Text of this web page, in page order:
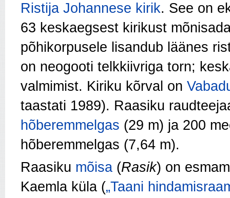
Ristija Johannese kirik. See on
63 keskaegsest kirikust
põhikorpusele lisandub läänes
on neogooti telkkiivriga torn;
valmimist. Kiriku kõrval on
taastati 1989). Raasiku
hõberemmelgas (29 m) ja 200
hõberemmelgas (7,64 m).
Raasiku mõisa (Rasik) on
Kaemla küla („Taani